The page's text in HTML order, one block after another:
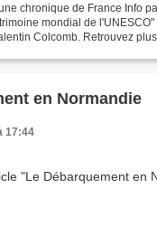
chronique de France Info
mondial de l'UNESCO"
Colcomb. Retrouvez
en Normandie
17:44